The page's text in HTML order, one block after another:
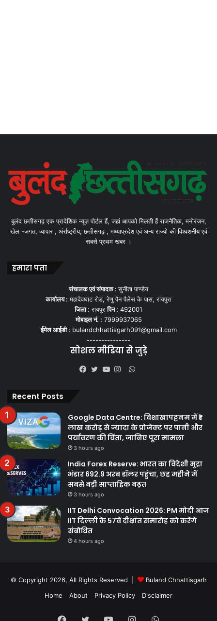
बुलंद छत्तीसगढ़ एक प्रादेशिक न्यूज़ पोर्टल हैं, जहां आपको मिलती हैं राजनैतिक, मनोरंजन,
खेल -जगत, व्यापार , अंर्राष्ट्रीय, छत्तीसगढ़ , मध्याप्रदेश एवं अन्य राज्यो की विश्वशनीय एवं
सबसे प्रथम खबर ।
हमारा पता
संचालक एवं संपादक :सुनीता पाण्डेय
कार्यालय : महादेवघाट रोड, रेणु पैन पैलेस के पास, रायपुरा
जिला : रायपुरपिन : 492001
मोबाइल नं. : 7999937065
ईमेल आईडी : bulandchhattisgarh091@gmail.com
---------------
सोशल मीडिया से जुड़े
WhatsApp
Recent Posts
Google Data Centre: विशाखापट्टनम में ₹1
लाख करोड़ से ज्यादा के प्रोजेक्ट पर पानी और
पर्यावरण की चिंता, जानिए पूरा मामला
3 hours ago
India Forex Reserve: भारत का विदेशी मुद्रा
भंडार 692.9 अरब डॉलर पहुंचा, छह महीने में
सबसे बड़ी साप्ताहिक बढ़त
3 hours ago
IIT Delhi Convocation 2026: PM मोदी आज
IIT दिल्ली के 57वें दीक्षांत समारोह को करेंगे
संबोधित
4 hours ago
© Copyright 2026, All Rights Reserved |
Buland Chhattisgarh
Home
About Privacy Policy Disclaimer